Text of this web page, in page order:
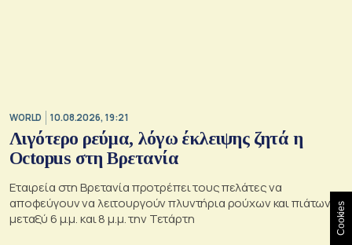
WORLD 10.08.2026, 19:21
Λιγότερο ρεύμα, λόγω έκλειψης ζητά η
Octopus στη Βρετανία
Eταιρεία στη Βρετανία προτρέπει τους πελάτες να
αποφεύγουν να λειτουργούν πλυντήρια ρούχων και πιάτων
μεταξύ 6 μ.μ. και 8 μ.μ. την Τετάρτη
Cookies